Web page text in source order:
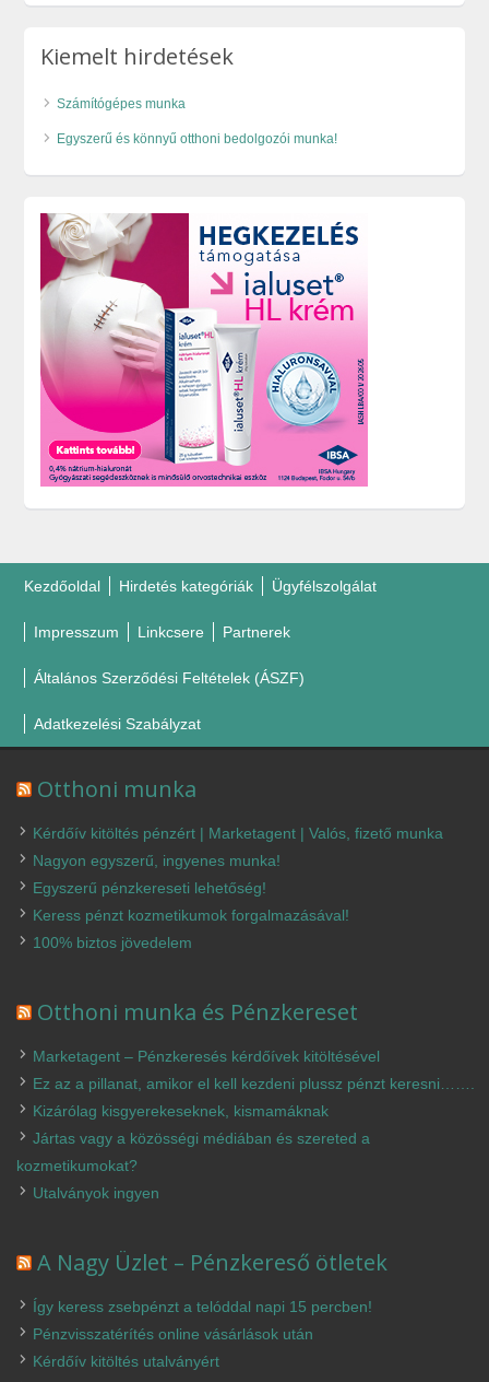
Kiemelt hirdetések
Számítógépes munka
Egyszerű és könnyű otthoni bedolgozói munka!
Kezdőoldal Hirdetés kategóriák Ügyfélszolgálat
Impresszum Linkcsere Partnerek
Általános Szerződési Feltételek (ÁSZF)
Adatkezelési Szabályzat
Otthoni munka
Kérdőív kitöltés pénzért | Marketagent | Valós, fizető munka
Nagyon egyszerű, ingyenes munka!
Egyszerű pénzkereseti lehetőség!
Keress pénzt kozmetikumok forgalmazásával!
100% biztos jövedelem
Otthoni munka és Pénzkereset
Marketagent – Pénzkeresés kérdőívek kitöltésével
Ez az a pillanat, amikor el kell kezdeni plussz pénzt keresni…….
Kizárólag kisgyerekeseknek, kismamáknak
Jártas vagy a közösségi médiában és szereted a
kozmetikumokat?
Utalványok ingyen
A Nagy Üzlet – Pénzkereső ötletek
Így keress zsebpénzt a telóddal napi 15 percben!
Pénzvisszatérítés online vásárlások után
Kérdőív kitöltés utalványért